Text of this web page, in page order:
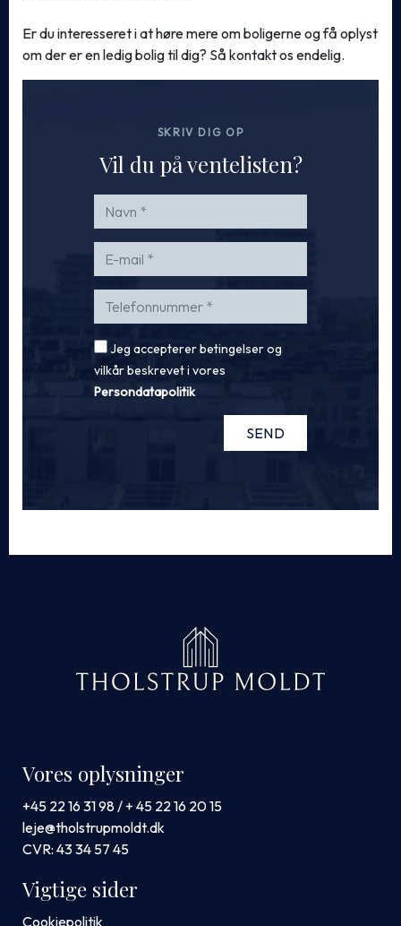
Er du interesseret i at høre mere om boligerne og få oplyst
om der er en ledig bolig til dig? Så kontakt os endelig.
SKRIV DIG OP
Vil du på ventelisten?
Jeg accepterer betingelser og
vilkår beskrevet i vores
Persondatapolitik
Vores oplysninger
+45 22 16 31 98 / + 45 22 16 20 15
leje@tholstrupmoldt.dk
CVR: 43 34 57 45
Vigtige sider
Cookiepolitik